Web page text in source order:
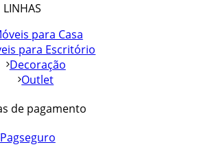
LINHAS
para Casa
para Escritório
Decoração
Outlet